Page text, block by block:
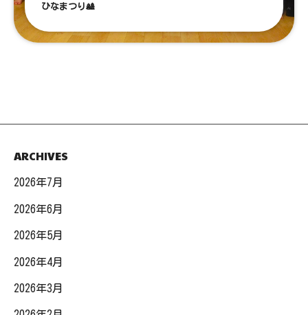
ひなまつり🎎
ARCHIVES
2026年7月
2026年6月
2026年5月
2026年4月
2026年3月